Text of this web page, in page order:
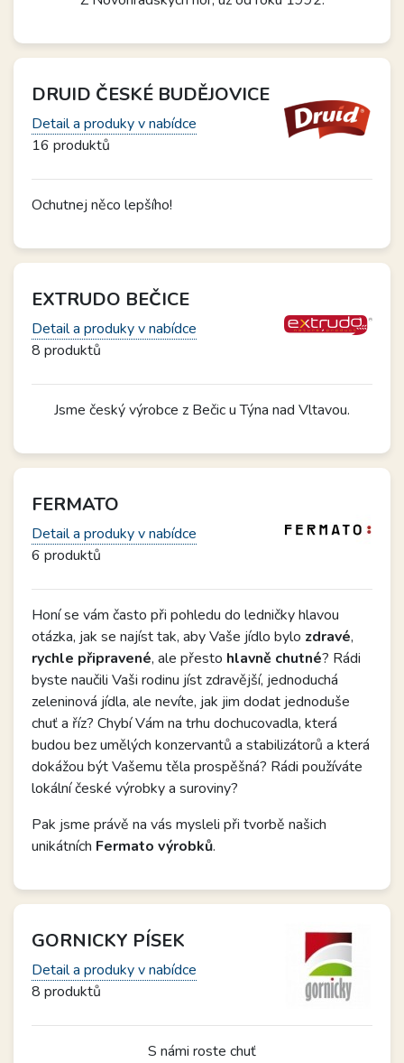
DRUID ČESKÉ BUDĚJOVICE
Detail a produky v nabídce
16 produktů
Ochutnej něco lepšího!
EXTRUDO BEČICE
Detail a produky v nabídce
8 produktů
Jsme český výrobce z Bečic u Týna nad Vltavou.
FERMATO
Detail a produky v nabídce
6 produktů
Honí se vám často při pohledu do ledničky hlavou
otázka, jak se najíst tak, aby Vaše jídlo bylo zdravé,
rychle připravené, ale přesto hlavně chutné? Rádi
byste naučili Vaši rodinu jíst zdravější, jednoduchá
zeleninová jídla, ale nevíte, jak jim dodat jednoduše
chuť a říz? Chybí Vám na trhu dochucovadla, která
budou bez umělých konzervantů a stabilizátorů a která
dokážou být Vašemu těla prospěšná? Rádi používáte
lokální české výrobky a suroviny?
Pak jsme právě na vás mysleli při tvorbě našich
unikátních Fermato výrobků.
GORNICKY PÍSEK
Detail a produky v nabídce
8 produktů
S námi roste chuť